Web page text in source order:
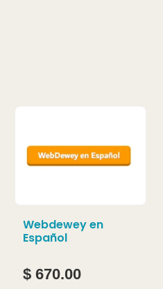
Webdewey en
Español
$ 670.00